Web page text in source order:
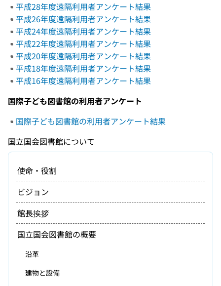
平成28年度遠隔利用者アンケート結果
平成26年度遠隔利用者アンケート結果
平成24年度遠隔利用者アンケート結果
平成22年度遠隔利用者アンケート結果
平成20年度遠隔利用者アンケート結果
平成18年度遠隔利用者アンケート結果
平成16年度遠隔利用者アンケート結果
国際子ども図書館の利用者アンケート
国際子ども図書館の利用者アンケート結果
国立国会図書館について
使命・役割
ビジョン
館長挨拶
国立国会図書館の概要
沿革
建物と設備